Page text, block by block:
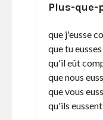
Plus-
que j'eusse
que tu
qu'il eût
que nous
que vous
qu'ils